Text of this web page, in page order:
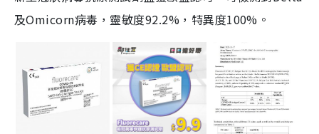
及Omicorn病毒，靈敏度92.2%，特異度100%。